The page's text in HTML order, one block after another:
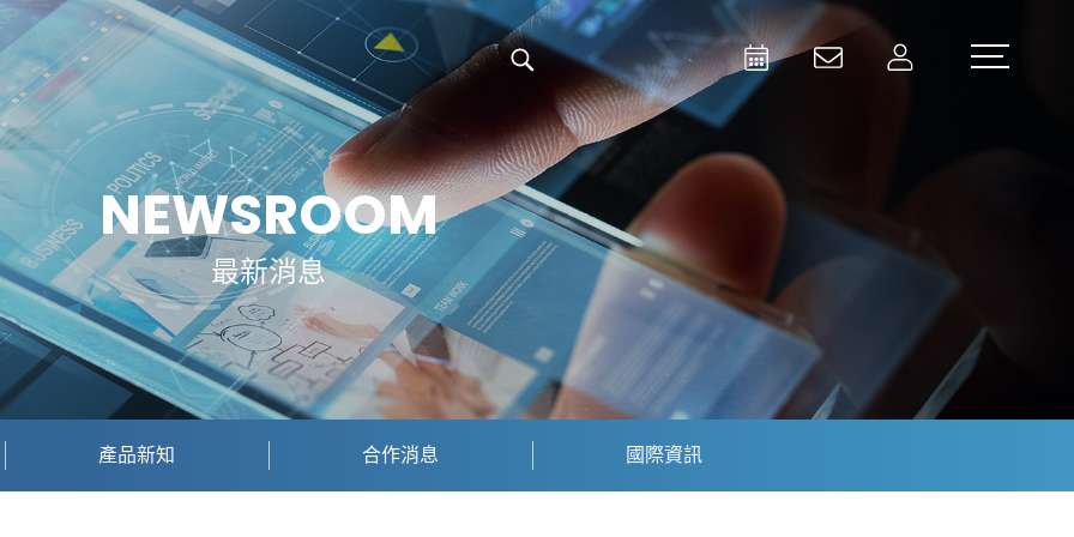
Activities
Contact Us
Member
Test and Measurement
Aerospace | Defense | Security
Broadcast and Media
NEWSROOM
最新消息
產品新知 合作消息 國際資訊